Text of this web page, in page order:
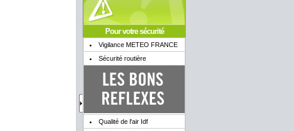
Pour votre sécurité
Vigilance METEO FRANCE
Sécurité routière
Qualité de l'air Idf